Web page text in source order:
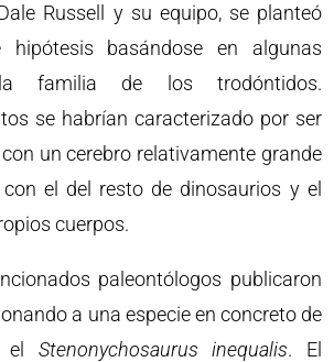
Russell y su equipo, se planteó
hipótesis basándose en algunas
familia de los trodóntidos.
se habrían caracterizado por ser
un cerebro relativamente grande
el del resto de dinosaurios y el
cuerpos.
paleontólogos publicaron
a una especie en concreto de
el Stenonychosaurus inequalis. El